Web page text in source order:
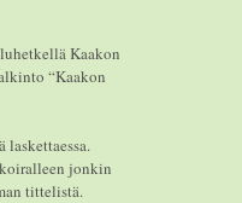
Kaakon
“Kaakon
jonkin
tittelistä.